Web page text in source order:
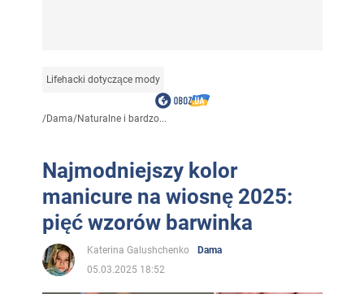
Lifehacki dotyczące mody
/Dama/Naturalne i bardzo...
Najmodniejszy kolor
manicure na wiosnę 2025:
pięć wzorów barwinka
Katerina Galushchenko
Dama
05.03.2025 18:52